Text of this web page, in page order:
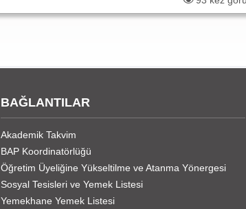
BAĞLANTILAR
Akademik Takvim
BAP Koordinatörlüğü
Öğretim Üyeliğine Yükseltilme ve Atanma Yönergesi
Sosyal Tesisleri ve Yemek Listesi
Yemekhane Yemek Listesi